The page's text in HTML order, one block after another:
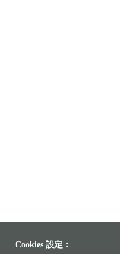
Cookies 設定：